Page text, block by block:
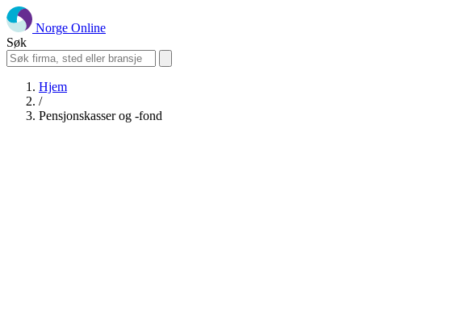
Norge Online
Søk
Hjem
/
Pensjonskasser og -fond